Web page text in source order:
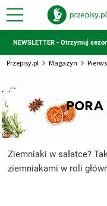
NEWSLETTER - Otrzymuj
Przepisy.pl Magazyn
Ziemniaki w sałatce?
ziemniakami w roli